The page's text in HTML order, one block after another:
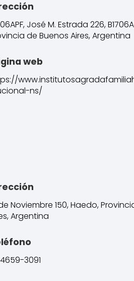
José M. Estrada 226,
de Buenos Aires, Argentina
web
ns/
Noviembre 150, Haedo,
Argentina
4659-3091